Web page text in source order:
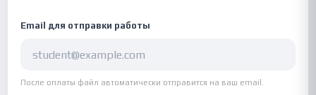
Email для отправки работы
После оплаты файл автоматически отправится на ваш email.